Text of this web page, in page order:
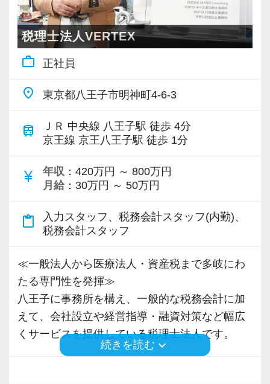
・風通しの良い環境で安心して働きたい方
・新しい環境でキャリアや働き方をより良いも
のにしたい方
当事務所では、一人ひとりが働きやすい環境を
しています。
てより良いサービス提供につながると考えてお
ります。
たら幸いです。
カジュアル面談も実施しておりますので、「実
際の働き方を知りたい」「制度について詳しく
聞きたい」など、気になることがございました
らお気軽にご相談ください。
皆様からのご応募をお待ちしております。
＜成長中の税理士法人＞
・全国14拠点で事業展開
・従業員240名以上に拡大
・会計・税務・財務・労務まで対応
・専門家が在籍しワンストップ支援
＜学びを後押し＞
・書籍購入費／研修費は全額会社負担
・資格取得を目指す社員が多数
・事業拡大に伴う増員募集
・将来の中核人材を募集
＜先輩スタッフの声＞
Q. 当事務所を選んだ理由は？
A. 幅広い業務を経験できる点に魅力を感じ、入
所を決めました。
税理士法人VERTEX
work_outline 正社員
place 東京都八王子市明神町4-6-3
train
ＪＲ 中央線 八王子駅 徒歩 4分
京王線 京王八王子駅 徒歩 1分
currency_yen 年収 ：420万円 ～ 800万円
月給 ：30万円 ～ 50万円
content_paste
入力スタッフ、税務会計スタッフ(内勤)、
税務会計スタッフ
≪一般法人から医療法人・資産税まで多岐にわ
たる専門性を発揮≫
八王子に事務所を構え、一般的な税務会計に加
えて、会社設立や経営指導・融資対策など幅広
くサービスを提供している税理士法人です。
続きを読む keyboard_arrow_down